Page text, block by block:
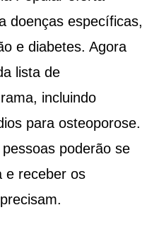
doenças específicas,
e diabetes. Agora
lista de
incluindo
para osteoporose.
poderão se
e receber os